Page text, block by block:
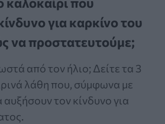
για καρκίνο του
να προστατευτούμε;
από τον ήλιο; Δείτε τα 3
λάθη που, σύμφωνα με
αυξήσουν τον κίνδυνο για